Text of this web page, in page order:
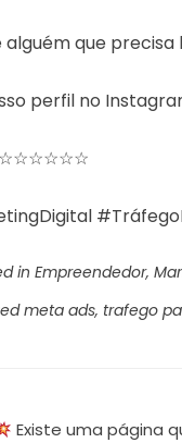
alguém que precisa
perfil no
in Empreendedor,
meta ads, trafego
Existe uma página